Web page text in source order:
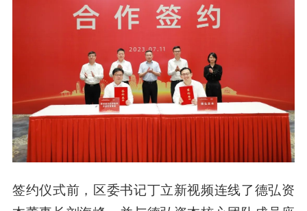
签约仪式前，区委书记丁立新视频连线了德弘资